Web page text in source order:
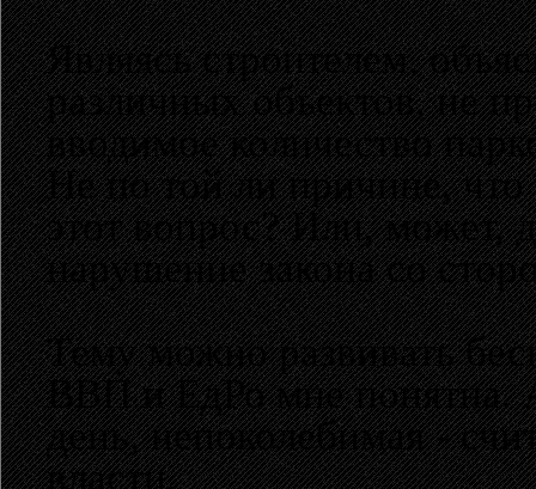
Являясь строителем,
различных объектов, не
вводимое количество
Не по той ли причине,
этот вопрос? Или, может,
нарушение закона со
Тему можно развивать
ВВП и ЕдРо мне понятна.
день, непоколебимая -
власти.